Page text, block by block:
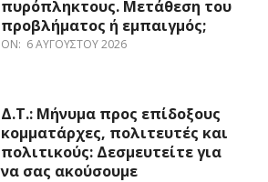
πυρόπληκτους. Μετάθεση του
προβλήματος ή εμπαιγμός;
ON: 6 ΑΥΓΟΎΣΤΟΥ 2026
Δ.Τ.: Μήνυμα προς επίδοξους
κομματάρχες, πολιτευτές και
πολιτικούς: Δεσμευτείτε για
να σας ακούσουμε